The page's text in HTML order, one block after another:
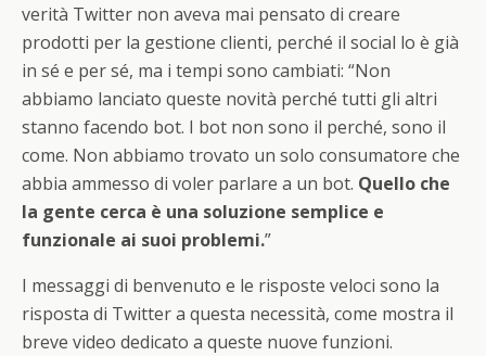
verità Twitter non aveva mai pensato di creare
prodotti per la gestione clienti, perché il social lo è già
in sé e per sé, ma i tempi sono cambiati: “Non
abbiamo lanciato queste novità perché tutti gli altri
stanno facendo bot. I bot non sono il perché, sono il
come. Non abbiamo trovato un solo consumatore che
abbia ammesso di voler parlare a un bot. Quello che
la gente cerca è una soluzione semplice e
funzionale ai suoi problemi.”
I messaggi di benvenuto e le risposte veloci sono la
risposta di Twitter a questa necessità, come mostra il
breve video dedicato a queste nuove funzioni.